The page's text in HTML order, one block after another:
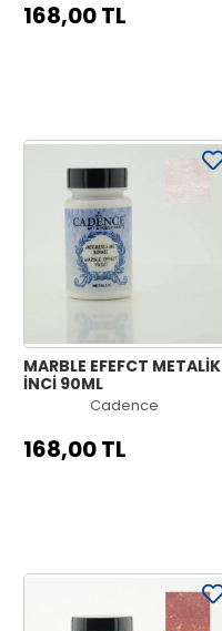
168,00 TL
MARBLE EFEFCT METALİK
İNCİ 90ML
Cadence
168,00 TL